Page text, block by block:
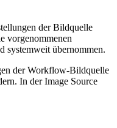
der Bildquelle
vorgenommenen
systemweit übernommen.
der Workflow-Bildquelle
In der Image Source